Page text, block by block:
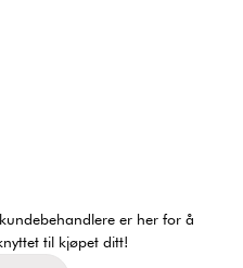
er her for å
til kjøpet ditt!